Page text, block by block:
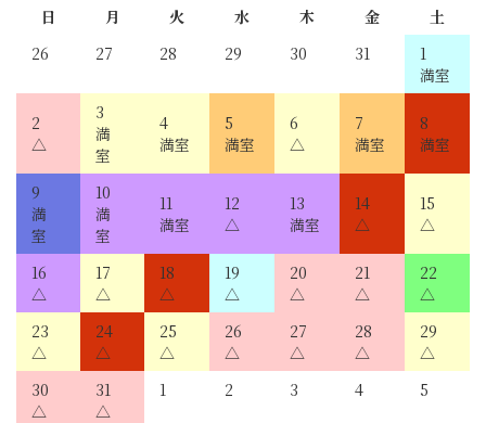
日
月 火 水 木 金
土
26
27 28 29 30 31 1
2 3 4 5 6 7 8
9 10 11 12 13 14 15
16 17 18 19 20 21 22
23 24 25 26 27 28 29
30 31 1 2 3 4 5